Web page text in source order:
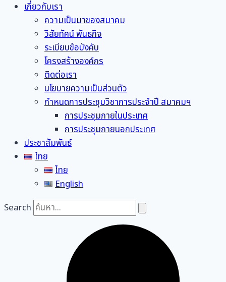
เกี่ยวกับเรา
ความเป็นมาของสมาคม
วิสัยทัศน์ พันธกิจ
ระเบียบข้อบังคับ
โครงสร้างองค์กร
ติดต่อเรา
นโยบายความเป็นส่วนตัว
กำหนดการประชุมวิชาการประจำปี สมาคมฯ
การประชุมภายในประเทศ
การประชุมภายนอกประเทศ
ประชาสัมพันธ์
ไทย
ไทย
English
Search